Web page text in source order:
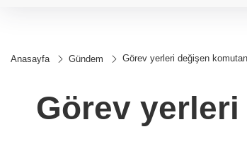
Anasayfa Gündem Görev yerleri değişen
Görev yerleri